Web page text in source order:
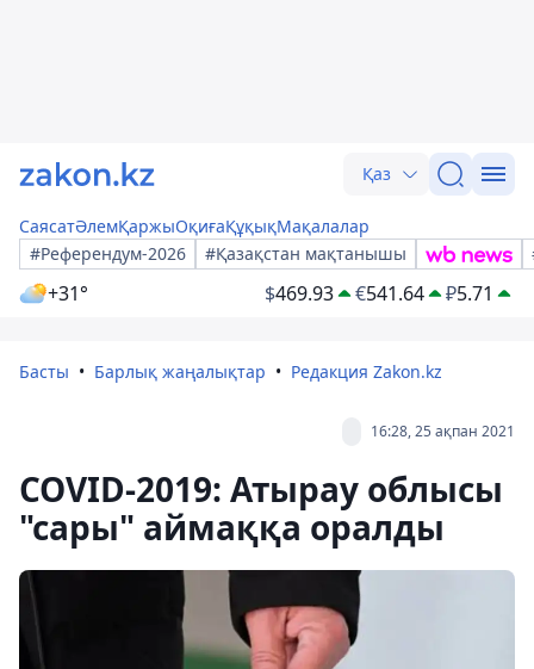
Қаз
СаясатӘлемҚаржыОқиғаҚұқықМақалалар
#Референдум-2026
#Қазақстан мақтанышы
+31° $469.93 €541.64 ₽5.71
Басты Барлық жаңалықтар Редакция Zakon.kz
16:28, 25 ақпан 2021
COVID-2019: Атырау облысы
"сары" аймаққа оралды